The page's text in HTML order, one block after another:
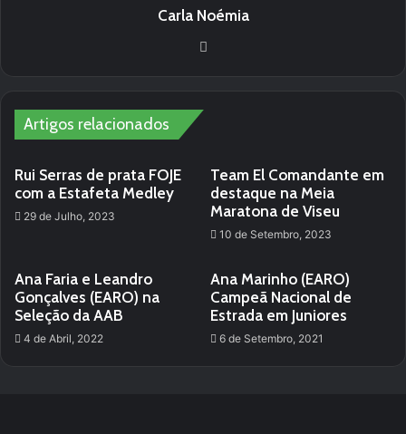
Carla Noémia
Artigos relacionados
Rui Serras de prata FOJE
com a Estafeta Medley
29 de Julho, 2023
Team El Comandante em
destaque na Meia
Maratona de Viseu
10 de Setembro, 2023
Ana Faria e Leandro
Gonçalves (EARO) na
Seleção da AAB
4 de Abril, 2022
Ana Marinho (EARO)
Campeã Nacional de
Estrada em Juniores
6 de Setembro, 2021